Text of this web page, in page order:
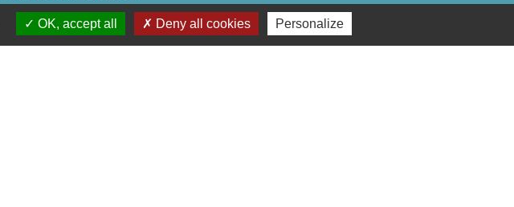
+33 5 61 85 40 25
Contact par formulaire
OK, accept all Deny all cookies Personalize